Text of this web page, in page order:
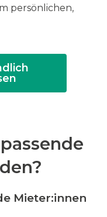
persönlichen,
Mieter:innen